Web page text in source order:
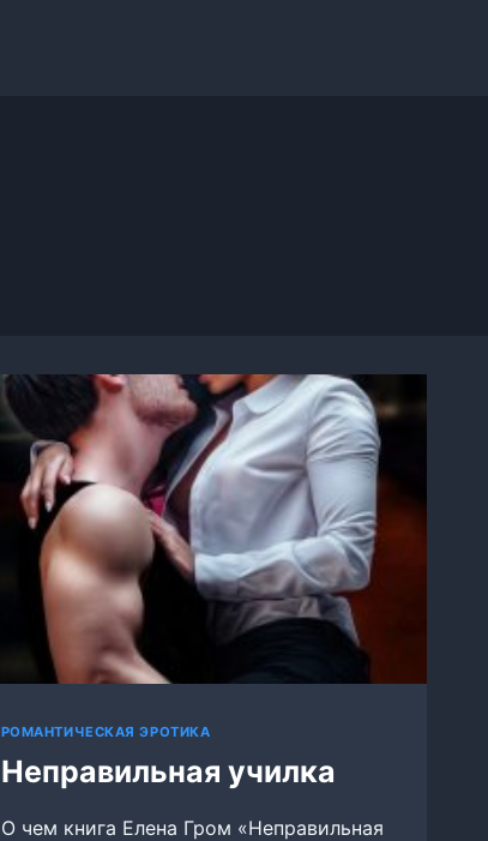
РОМАНТИЧЕСКАЯ ЭРОТИКА
Неправильная училка
О чем книга Елена Гром «Неправильная